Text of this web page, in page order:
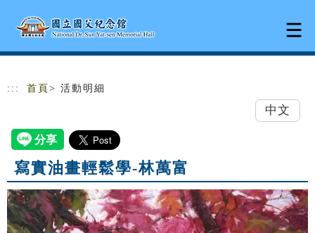
::: 首頁 > 活動明細
中文
寫實油畫輕鬆學-林萬富